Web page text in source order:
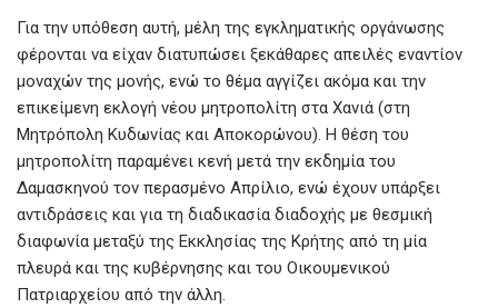
Για την υπόθεση αυτή, μέλη της εγκληματικής οργάνωσης
φέρονται να είχαν διατυπώσει ξεκάθαρες απειλές εναντίον
μοναχών της μονής, ενώ το θέμα αγγίζει ακόμα και την
επικείμενη εκλογή νέου μητροπολίτη στα Χανιά (στη
Μητρόπολη Κυδωνίας και Αποκορώνου). Η θέση του
μητροπολίτη παραμένει κενή μετά την εκδημία του
Δαμασκηνού τον περασμένο Απρίλιο, ενώ έχουν υπάρξει
αντιδράσεις και για τη διαδικασία διαδοχής με θεσμική
διαφωνία μεταξύ της Εκκλησίας της Κρήτης από τη μία
πλευρά και της κυβέρνησης και του Οικουμενικού
Πατριαρχείου από την άλλη.